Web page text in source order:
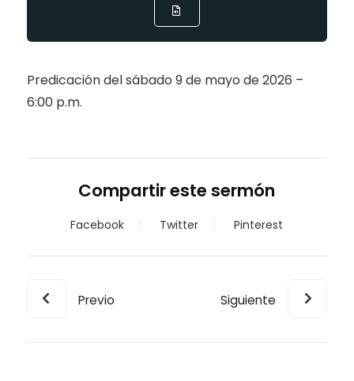
Predicación del sábado 9 de mayo de 2026 –
6:00 p.m.
Compartir este sermón
Facebook Twitter Pinterest
Previo Siguiente